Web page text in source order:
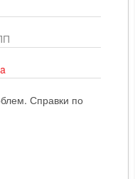
Справки по